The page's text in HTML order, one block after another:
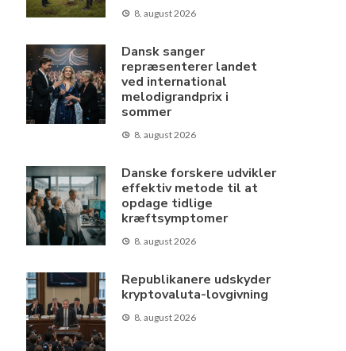
8. august 2026
Dansk sanger
repræsenterer landet
ved international
melodigrandprix i
sommer
8. august 2026
Danske forskere udvikler
effektiv metode til at
opdage tidlige
kræftsymptomer
8. august 2026
Republikanere udskyder
kryptovaluta-lovgivning
8. august 2026